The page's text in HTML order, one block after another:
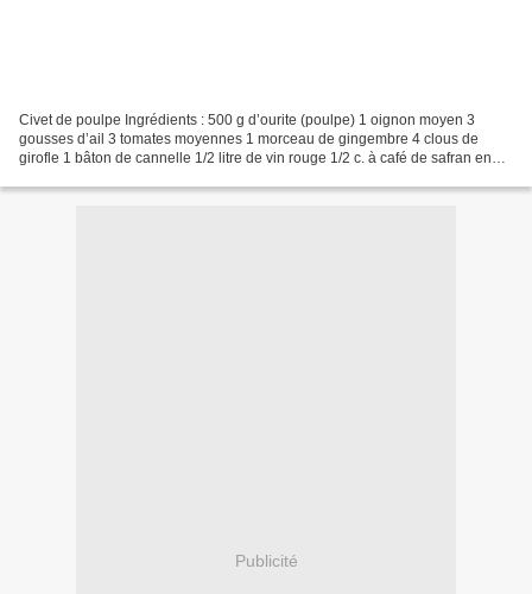
Civet de poulpe Ingrédients : 500 g d’ourite (poulpe) 1 oignon moyen 3
gousses d’ail 3 tomates moyennes 1 morceau de gingembre 4 clous de
girofle 1 bâton de cannelle 1/2 litre de vin rouge 1/2 c. à café de safran en
Publicité